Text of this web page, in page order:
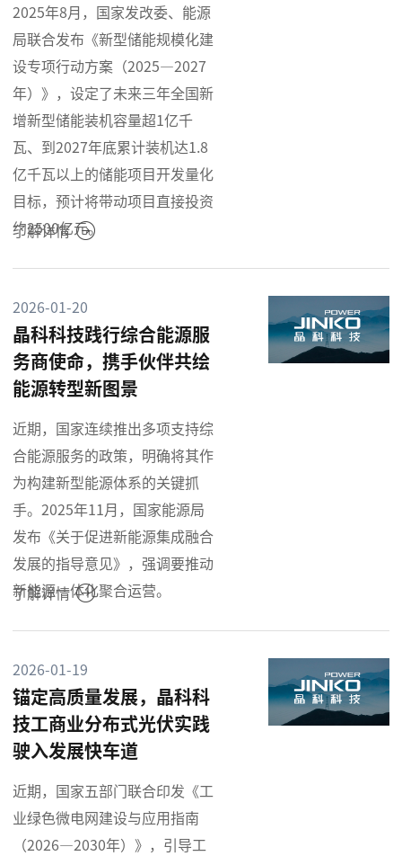
2025年8月，国家发改委、能源
局联合发布《新型储能规模化建
设专项行动方案（2025—2027
年）》，设定了未来三年全国新
增新型储能装机容量超1亿千
瓦、到2027年底累计装机达1.8
亿千瓦以上的储能项目开发量化
目标，预计将带动项目直接投资
约2500亿元。
了解详情
2026-01-20
晶科科技践行综合能源服
务商使命，携手伙伴共绘
能源转型新图景
近期，国家连续推出多项支持综
合能源服务的政策，明确将其作
为构建新型能源体系的关键抓
手。2025年11月，国家能源局
发布《关于促进新能源集成融合
发展的指导意见》，强调要推动
新能源一体化聚合运营。
了解详情
2026-01-19
锚定高质量发展，晶科科
技工商业分布式光伏实践
驶入发展快车道
近期，国家五部门联合印发《工
业绿色微电网建设与应用指南
（2026—2030年）》，引导工